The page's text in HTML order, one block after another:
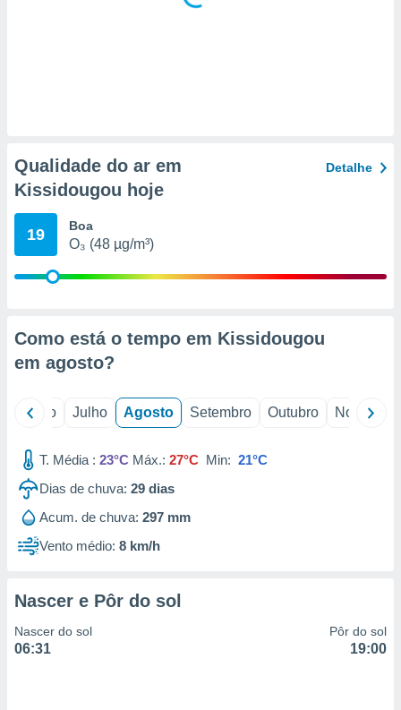
medir
da
medir o
dos
de
fontes,
dados
através
estudos
de
Qualidade do ar em
Kissidougou hoje
Detalhe
19 Boa
O₃ (48 µg/m³)
Como está o tempo em Kissidougou
em agosto?
Junho Julho Agosto Setembro Outubro Novembro
T. Média : 23°C Máx.: 27°C Min: 21°C
Dias de chuva: 29 dias
Acum. de chuva: 297 mm
Vento médio: 8 km/h
Nascer e Pôr do sol
Nascer do sol
06:31
Pôr do sol
19:00